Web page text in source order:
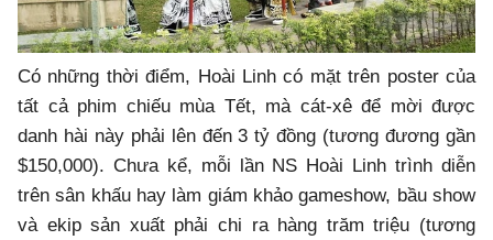
Có những thời điểm, Hoài Linh có mặt trên poster của
tất cả phim chiếu mùa Tết, mà cát-xê để mời được
danh hài này phải lên đến 3 tỷ đồng (tương đương gần
$150,000). Chưa kể, mỗi lần NS Hoài Linh trình diễn
trên sân khấu hay làm giám khảo gameshow, bầu show
và ekip sản xuất phải chi ra hàng trăm triệu (tương